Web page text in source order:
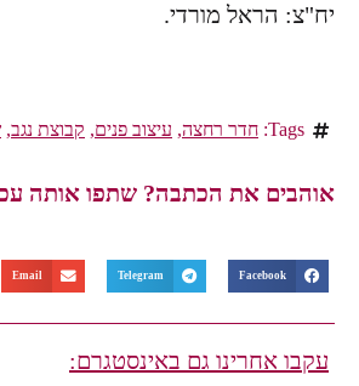
יח"צ: הראל מורדי.
Tags: חדר רחצה,עיצוב פנים,קבוצת נגב ,
אוהבים את הכתבה? שתפו אותה
Facebook
Telegram
Email
עקבו אחרינו גם באינסטגרם: